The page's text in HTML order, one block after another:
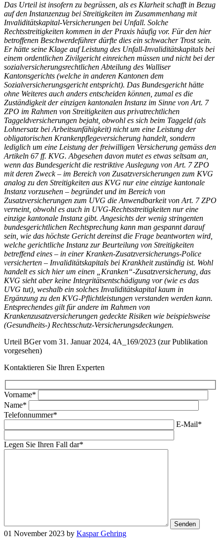
Das Urteil ist insofern zu begrüssen, als es Klarheit schafft in Bezug
auf den Instanzenzug bei Streitigkeiten im Zusammenhang mit
Invaliditätskapital-Versicherungen bei Unfall. Solche
Rechtsstreitigkeiten kommen in der Praxis häufig vor. Für den hier
betroffenen Beschwerdeführer dürfte dies ein schwacher Trost sein.
Er hätte seine Klage auf Leistung des Unfall-Invaliditätskapitals bei
einem ordentlichen Zivilgericht einreichen müssen und nicht bei der
sozialversicherungsrechtlichen Abteilung des Walliser
Kantonsgerichts (welche in anderen Kantonen dem
Sozialversicherungsgericht entspricht). Das Bundesgericht hätte
ohne Weiteres auch anders entscheiden können, zumal es die
Zuständigkeit der einzigen kantonalen Instanz im Sinne von Art. 7
ZPO im Rahmen von Streitigkeiten aus privatrechtlichen
Taggeldversicherungen bejaht, obwohl es sich beim Taggeld (als
Lohnersatz bei Arbeitsunfähigkeit) nicht um eine Leistung der
obligatorischen Krankenpflegeversicherung handelt, sondern
lediglich um eine Leistung der freiwilligen Versicherung gemäss den
Artikeln 67 ff. KVG. Abgesehen davon mutet es etwas seltsam an,
wenn das Bundesgericht die restriktive Auslegung von Art. 7 ZPO
mit deren Zweck – im Bereich von Zusatzversicherungen zum KVG
analog zu den Streitigkeiten aus KVG nur eine einzige kantonale
Instanz vorzusehen – begründet und im Bereich von
Zusatzversicherungen zum UVG die Anwendbarkeit von Art. 7 ZPO
verneint, obwohl es auch in UVG-Rechtsstreitigkeiten nur eine
einzige kantonale Instanz gibt. Angesichts der wenig stringenten
bundesgerichtlichen Rechtsprechung kann man gespannt darauf
sein, wie das höchste Gericht dereinst die Frage beantworten wird,
welche gerichtliche Instanz zur Beurteilung von Streitigkeiten
betreffend eines – in einer Kranken-Zusatzversicherungs-Police
versicherten – Invaliditätskapitals bei Krankheit zuständig ist. Wohl
handelt es sich hier um einen „Kranken“-Zusatzversicherung, das
KVG sieht aber keine Integritätsentschädigung vor (wie es das
UVG tut), weshalb ein solches Invaliditätskapital kaum in
Ergänzung zu den KVG-Pflichtleistungen verstanden werden kann.
Entsprechendes gilt für andere im Rahmen von
Krankenzusatzversicherungen gedeckte Risiken wie beispielsweise
(Gesundheits-) Rechtsschutz-Versicherungsdeckungen.
Urteil BGer vom 31. Januar 2024, 4A_169/2023 (zur Publikation
vorgesehen)
Kontaktieren Sie Ihren Experten
Vorname*
Name*
Telefonnummer*
E-Mail*
Legen Sie Ihren Fall dar*
01 November 2023 by Kaspar Gehring